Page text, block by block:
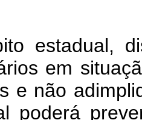
estadual,
em
e não
poderá